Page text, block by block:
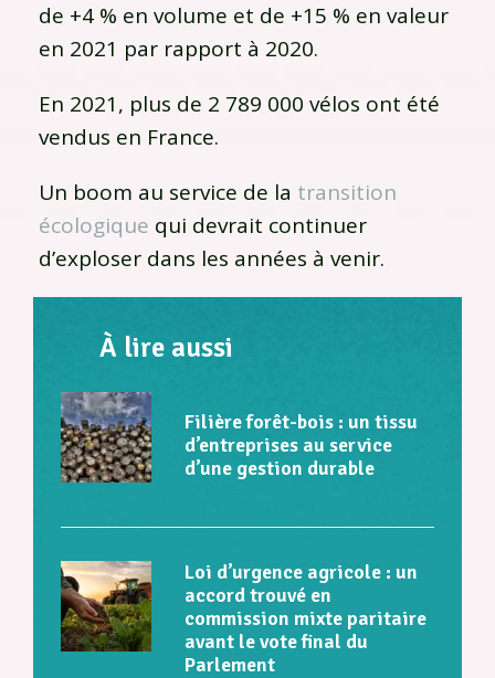
de +4 % en volume et de +15 % en valeur
en 2021 par rapport à 2020.
En 2021, plus de 2 789 000 vélos ont été
vendus en France.
Un boom au service de la transition
écologique qui devrait continuer
d’exploser dans les années à venir.
À lire aussi
Filière forêt-bois : un tissu
d’entreprises au service
d’une gestion durable
Loi d’urgence agricole : un
accord trouvé en
commission mixte paritaire
avant le vote final du
Parlement